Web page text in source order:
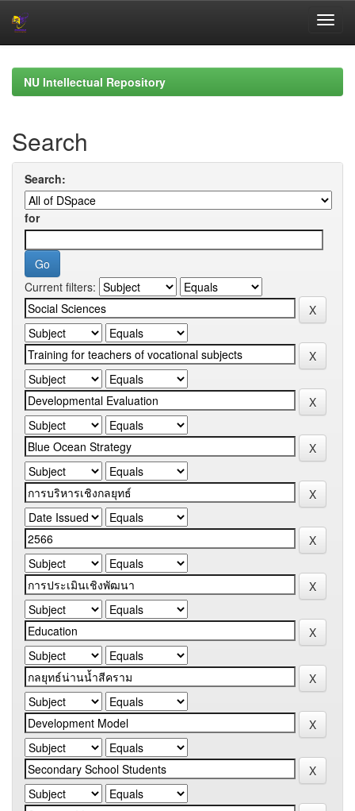
navigationNU Intellectual Repository
Search
Search:
for
Current filters: